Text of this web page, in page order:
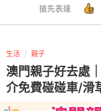
搶先表達
生活 親子
澳門親子好去處
介免費碰碰車/滑